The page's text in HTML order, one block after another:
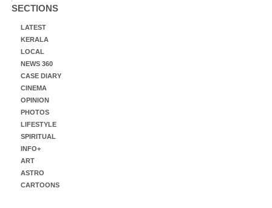
SECTIONS
LATEST
KERALA
LOCAL
NEWS 360
CASE DIARY
CINEMA
OPINION
PHOTOS
LIFESTYLE
SPIRITUAL
INFO+
ART
ASTRO
CARTOONS